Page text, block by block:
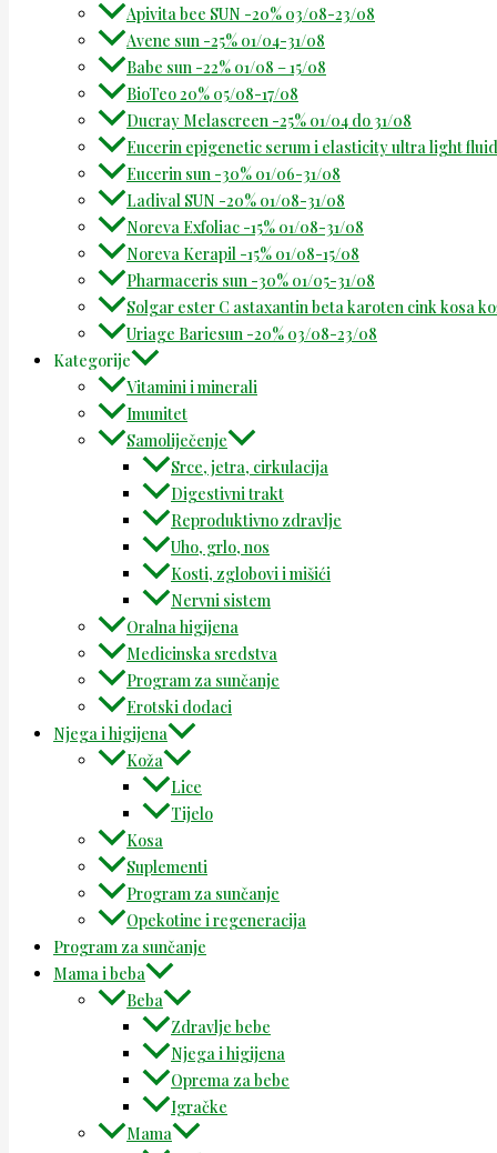
Apivita bee SUN -20% 03/08-23/08
Avene sun -25% 01/04-31/08
Babe sun -22% 01/08 – 15/08
BioTeo 20% 05/08-17/08
Ducray Melascreen -25% 01/04 do 31/08
Eucerin epigenetic serum i elasticity ultra light
Eucerin sun -30% 01/06-31/08
Ladival SUN -20% 01/08-31/08
Noreva Exfoliac -15% 01/08-31/08
Noreva Kerapil -15% 01/08-15/08
Pharmaceris sun -30% 01/05-31/08
Solgar ester C astaxantin beta karoten cink kosa
Uriage Bariesun -20% 03/08-23/08
Kategorije
Vitamini i minerali
Imunitet
Samoliječenje
Srce, jetra, cirkulacija
Digestivni trakt
Reproduktivno zdravlje
Uho, grlo, nos
Kosti, zglobovi i mišići
Nervni sistem
Oralna higijena
Medicinska sredstva
Program za sunčanje
Erotski dodaci
Njega i higijena
Koža
Lice
Tijelo
Kosa
Suplementi
Program za sunčanje
Opekotine i regeneracija
Program za sunčanje
Mama i beba
Beba
Zdravlje bebe
Njega i higijena
Oprema za bebe
Igračke
Mama